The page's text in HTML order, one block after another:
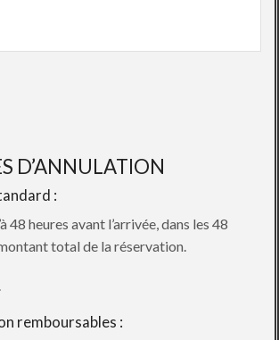
D’ANNULATION
:
48 heures avant l’arrivée, dans les 48
total de la réservation.
remboursables :